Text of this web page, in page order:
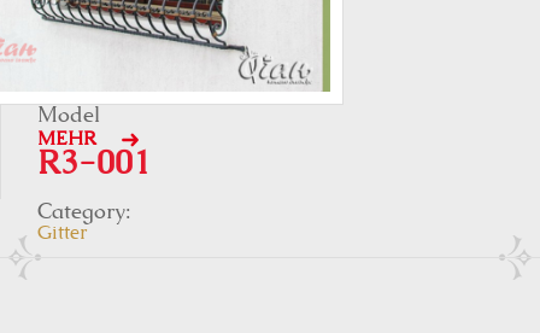
Model
R3-001
Category:
Gitter
MEHR